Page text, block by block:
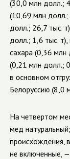
(30,0 млн долл.;
(10,69 млн
долл.; 26,7 тыс.
долл.; 1,6 тыс.
сахара (0,36 млн
(0,21 млн долл.;
в основном
Белоруссию (8,0
На четвертом
мед
происхождения,
не включенные,